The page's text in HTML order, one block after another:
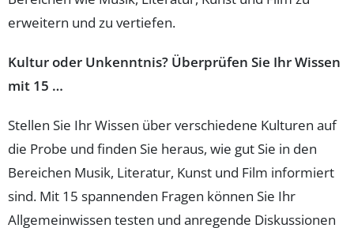
erweitern und zu vertiefen.
Kultur oder Unkenntnis? Überprüfen Sie Ihr Wissen
mit 15 …
Stellen Sie Ihr Wissen über verschiedene Kulturen auf
die Probe und finden Sie heraus, wie gut Sie in den
Bereichen Musik, Literatur, Kunst und Film informiert
sind. Mit 15 spannenden Fragen können Sie Ihr
Allgemeinwissen testen und anregende Diskussionen